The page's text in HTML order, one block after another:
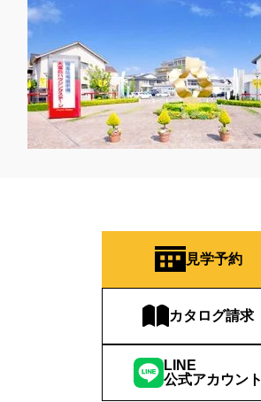
見学予約
カタログ請求
LINE
公式アカウント